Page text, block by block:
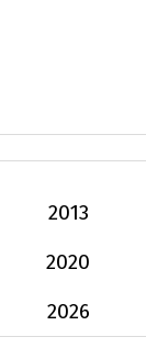
2013
2020
2026